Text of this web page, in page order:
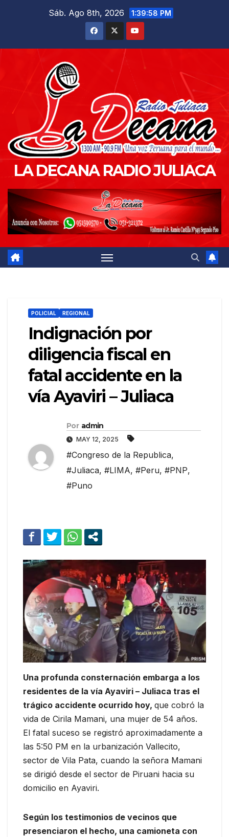
Sáb. Ago 8th, 2026 1:40:00 PM
LA DECANA RADIO JULIACA
POLICIAL REGIONAL
Indignación por
diligencia fiscal en
fatal accidente en la
vía Ayaviri – Juliaca
Por admin
MAY 12, 2025
#Congreso de la Republica,
#Juliaca, #LIMA, #Peru, #PNP,
#Puno
Una profunda consternación embarga a los
residentes de la vía Ayaviri – Juliaca tras el
trágico accidente ocurrido hoy, que cobró la
vida de Cirila Mamani, una mujer de 54 años.
El fatal suceso se registró aproximadamente a
las 5:50 PM en la urbanización Vallecito,
sector de Vila Pata, cuando la señora Mamani
se dirigió desde el sector de Piruani hacia su
domicilio en Ayaviri.
Según los testimonios de vecinos que
presenciaron el hecho, una camioneta con